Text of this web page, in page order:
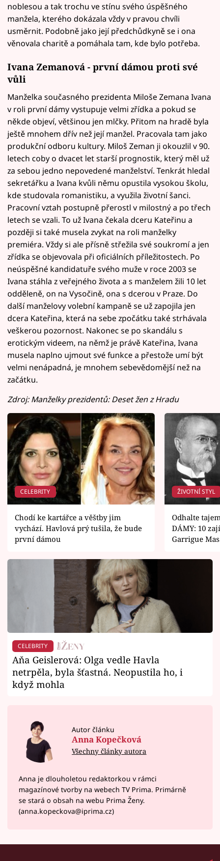
noblesou a tak trochu ve stínu svého úspěšného
manžela, kterého dokázala vždy v pravou chvíli
usměrnit. Podobně jako její předchůdkyně se i ona
věnovala charitě a pomáhala tam, kde bylo potřeba.
Ivana Zemanová - první dámou proti své
vůli
Manželka současného prezidenta Miloše Zemana Ivana
v roli první dámy vystupuje velmi zřídka a pokud se
někde objeví, většinou jen mlčky. Přitom na hradě byla
ještě mnohem dřív než její manžel. Pracovala tam jako
produkční odboru kultury. Miloš Zeman ji okouzlil v 90.
letech coby o dvacet let starší prognostik, který měl už
za sebou jedno nepovedené manželství. Tenkrát hledal
sekretářku a Ivana kvůli němu opustila vysokou školu,
kde studovala romanistiku, a využila životní šanci.
Pracovní vztah postupně přerostl v milostný a po třech
letech se vzali. To už Ivana čekala dceru Kateřinu a
později si také musela zvykat na roli manželky
premiéra. Vždy si ale přísně střežila své soukromí a jen
zřídka se objevovala při oficiálních příležitostech. Po
neúspěšné kandidatuře svého muže v roce 2003 se
Ivana stáhla z veřejného života a s manželem žili 10 let
odděleně, on na Vysočině, ona s dcerou v Praze. Do
další manželovy volební kampaně se už zapojila jen
dcera Kateřina, která na sebe zpočátku také strhávala
veškerou pozornost. Nakonec se po skandálu s
erotickým videem, na němž je právě Kateřina, Ivana
musela naplno ujmout své funkce a přestože umí být
velmi nenápadná, je mnohem sebevědomější než na
začátku.
Zdroj: Manželky prezidentů: Deset žen z Hradu
CELEBRITY
Chodí ke kartářce a věštby jim
vychází. Havlová prý tušila, že bude
první dámou
ŽIVOTNÍ STYL
Odhalte
DÁMY: 10
Garrigue
CELEBRITY
Aňa Geislerová: Olga vedle Havla
netrpěla, byla šťastná. Neopustila ho, i
když mohla
Autor článku
Anna Kopečková
Všechny články autora
Anna je dlouholetou redaktorkou v rámci
magazínové tvorby na webech TV Prima. Primárně
se stará o obsah na webu Prima Ženy.
(anna.kopeckova@iprima.cz)